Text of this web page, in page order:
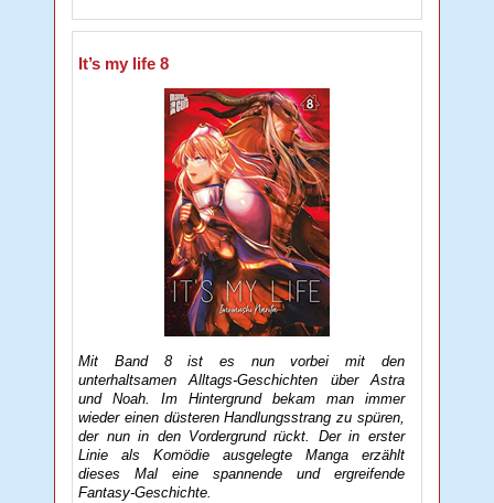
It’s my life 8
Mit Band 8 ist es nun vorbei mit den
unterhaltsamen Alltags-Geschichten über Astra
und Noah. Im Hintergrund bekam man immer
wieder einen düsteren Handlungsstrang zu spüren,
der nun in den Vordergrund rückt. Der in erster
Linie als Komödie ausgelegte Manga erzählt
dieses Mal eine spannende und ergreifende
Fantasy-Geschichte.